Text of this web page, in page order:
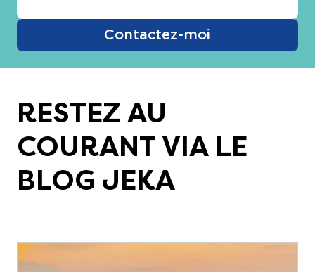
Contactez-moi
RESTEZ AU
COURANT VIA LE
BLOG JEKA